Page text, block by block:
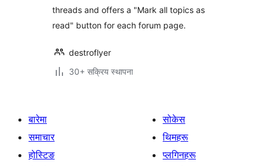
threads and offers a "Mark all topics as
read" button for each forum page.
destroflyer
30+ सक्रिय स्थापना
बारेमा
समाचार
होस्टिङ
सोकेस
थिमहरू
प्लगिनहरू